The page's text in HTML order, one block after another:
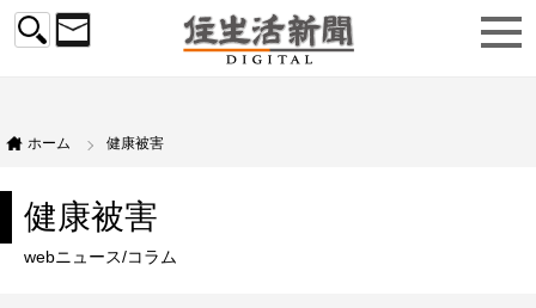
ホーム 健康被害
健康被害
webニュース/コラム